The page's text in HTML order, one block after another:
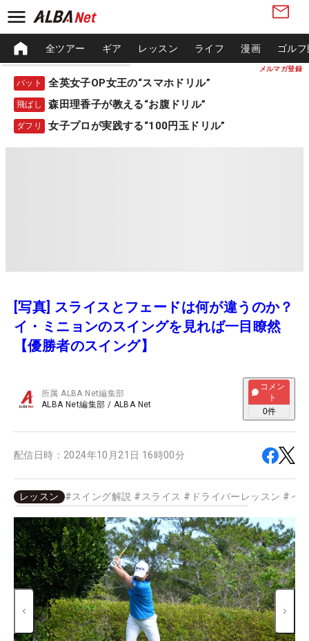
メルマガ登録
全ツアー ギア レッスン ライフ 漫画 ゴル
パット 全英女子OP女王の“スマホドリル”
飛ばし 森田理香子が教える“お腹ドリル”
ダフリ 女子プロが実践する“100円玉ドリル”
[写真] スライスとフェードは何が違うのか？
イ・ミニョンのスイングを見れば一目瞭然
【優勝者のスイング】
所属ALBA Net編集部
ALBA Net編集部 / ALBA Net
コメン
ト
0件
配信日時： 2024年10月21日 16時00分
レッスン #スイング解説 # スライス # ドライバーレッスン #イ